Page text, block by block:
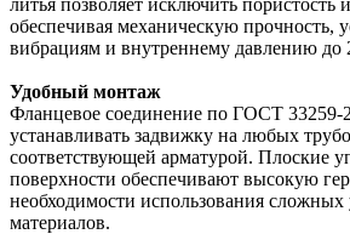
обеспечивая механическую прочность,
вибрациям и внутреннему давлению
Удобный монтаж
Фланцевое соединение по ГОСТ 33259-
устанавливать задвижку на любых
соответствующей арматурой. Плоские
поверхности обеспечивают высокую
необходимости использования
материалов.